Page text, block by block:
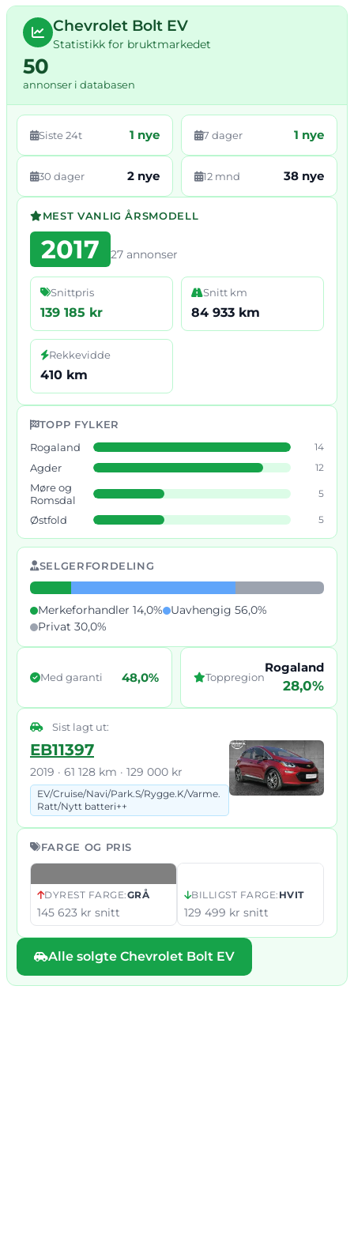
Chevrolet Bolt EV
Statistikk for bruktmarkedet
50
annonser i databasen
Siste 24t 1 nye 7 dager 1 nye
30 dager 2 nye 12 mnd 38 nye
MEST VANLIG ÅRSMODELL
2017 27 annonser
Snittpris
139 185 kr
Snitt km
84 933 km
Rekkevidde
410 km
TOPP FYLKER
Rogaland
14
Agder 12
Møre og
Romsdal
5
Østfold 5
SELGERFORDELING
Merkeforhandler 14,0%
Uavhengig 56,0%
Privat 30,0%
Med garanti 48,0% Toppregion
Rogaland
28,0%
Sist lagt ut:
EB11397
2019 · 61 128 km · 129 000 kr
EV/Cruise/Navi/Park.S/Rygge.K/Varme.
Ratt/Nytt batteri++
FARGE OG PRIS
DYREST FARGE:GRÅ
145 623 kr snitt
BILLIGST FARGE: HVIT
129 499 kr snitt
Alle solgte Chevrolet Bolt EV